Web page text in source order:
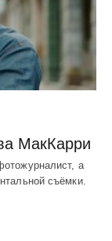
МакКарри
а
съёмки.